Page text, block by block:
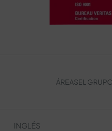
ÁREASEL GRUPO
INGLÉS